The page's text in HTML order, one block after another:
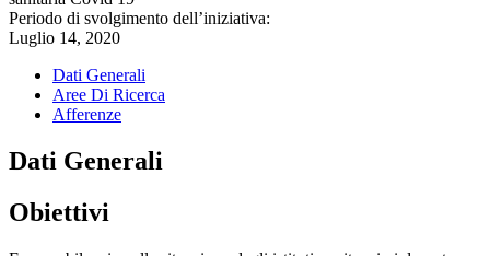
Periodo di svolgimento dell’iniziativa:
Luglio 14, 2020
Dati Generali
Aree Di Ricerca
Afferenze
Dati Generali
Obiettivi